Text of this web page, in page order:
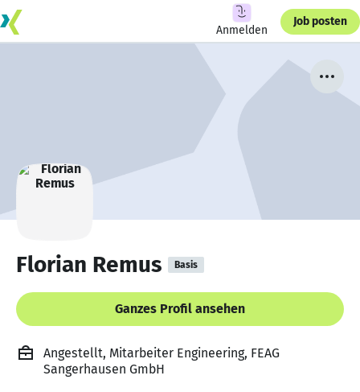
Anmelden
Job posten
Florian Remus Basis
Ganzes Profil ansehen
Angestellt, Mitarbeiter Engineering, FEAG
Sangerhausen GmbH